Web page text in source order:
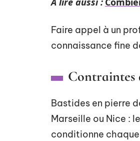
Faire appel à un
connaissance fine
Contraintes
Bastides en pierre
Marseille ou Nice :
conditionne chaque